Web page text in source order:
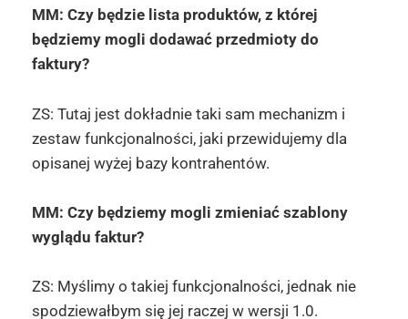
MM: Czy będzie lista produktów, z której
będziemy mogli dodawać przedmioty do
faktury?
ZS: Tutaj jest dokładnie taki sam mechanizm i
zestaw funkcjonalności, jaki przewidujemy dla
opisanej wyżej bazy kontrahentów.
MM: Czy będziemy mogli zmieniać szablony
wyglądu faktur?
ZS: Myślimy o takiej funkcjonalności, jednak nie
spodziewałbym się jej raczej w wersji 1.0.